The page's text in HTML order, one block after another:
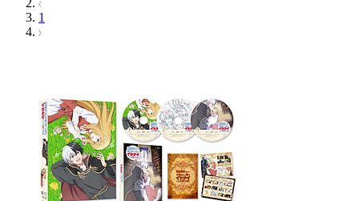
1